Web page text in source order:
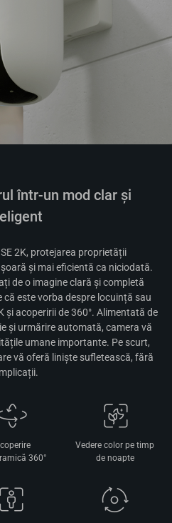
într-un mod clar și
2K, protejarea proprietății
și mai eficientă ca niciodată.
de o imagine clară și completă
este vorba despre locuință sau
acoperirii de 360°. Alimentată de
și urmărire automată, camera vă
umane importante. Pe scurt,
vă oferă liniște sufletească, fără
360°
Vedere color pe timp
de noapte